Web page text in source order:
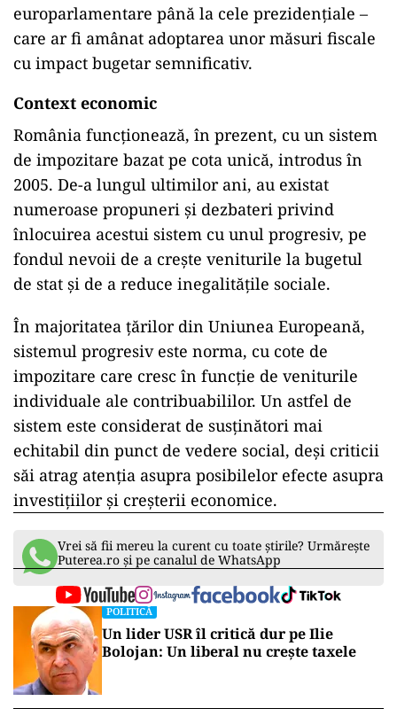
europarlamentare până la cele prezidențiale –
care ar fi amânat adoptarea unor măsuri fiscale
cu impact bugetar semnificativ.
Context economic
România funcționează, în prezent, cu un sistem
de impozitare bazat pe cota unică, introdus în
2005. De-a lungul ultimilor ani, au existat
numeroase propuneri și dezbateri privind
înlocuirea acestui sistem cu unul progresiv, pe
fondul nevoii de a crește veniturile la bugetul
de stat și de a reduce inegalitățile sociale.
În majoritatea țărilor din Uniunea Europeană,
sistemul progresiv este norma, cu cote de
impozitare care cresc în funcție de veniturile
individuale ale contribuabililor. Un astfel de
sistem este considerat de susținători mai
echitabil din punct de vedere social, deși criticii
săi atrag atenția asupra posibilelor efecte asupra
investițiilor și creșterii economice.
Vrei să fii mereu la curent cu toate știrile? Urmărește
Puterea.ro și pe canalul de WhatsApp
POLITICĂ
Un lider USR îl critică dur pe Ilie
Bolojan: Un liberal nu crește taxele